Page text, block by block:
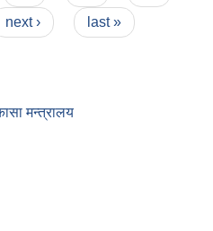
next › last »
मन्त्रालय